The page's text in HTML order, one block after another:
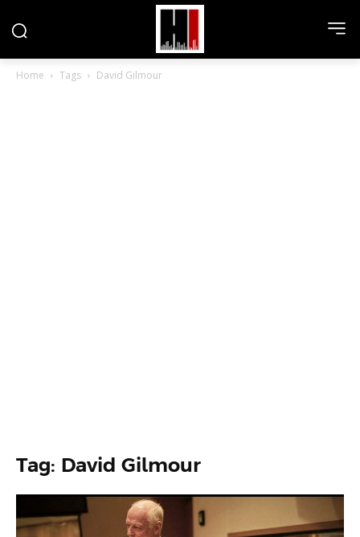
Home Tags David Gilmour
Tag: David Gilmour